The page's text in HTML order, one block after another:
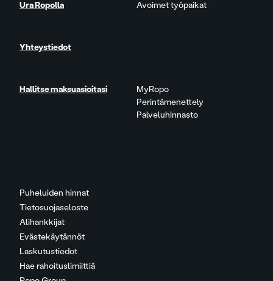
Puheluiden hinnat
Tietosuojaseloste
Alihankkijat
Evästekäytännöt
Laskutustiedot
Hae rahoituslimiittiä
Ura Ropolla Avoimet työpaikat
Yhteystiedot
Hallitse maksuasioitasi
MyRopo
Perintämenettely
Palveluhinnasto